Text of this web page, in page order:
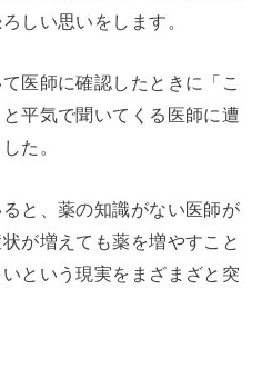
しい思いをします。
医師に確認したときに「こ
平気で聞いてくる医師に遭
た。
と、薬の知識がない医師が
が増えても薬を増やすこと
という現実をまざまざと突